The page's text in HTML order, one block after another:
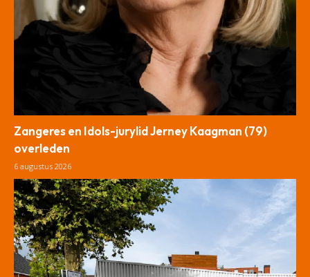
Zangeres en Idols-jurylid Jerney Kaagman (79)
overleden
6 augustus 2026